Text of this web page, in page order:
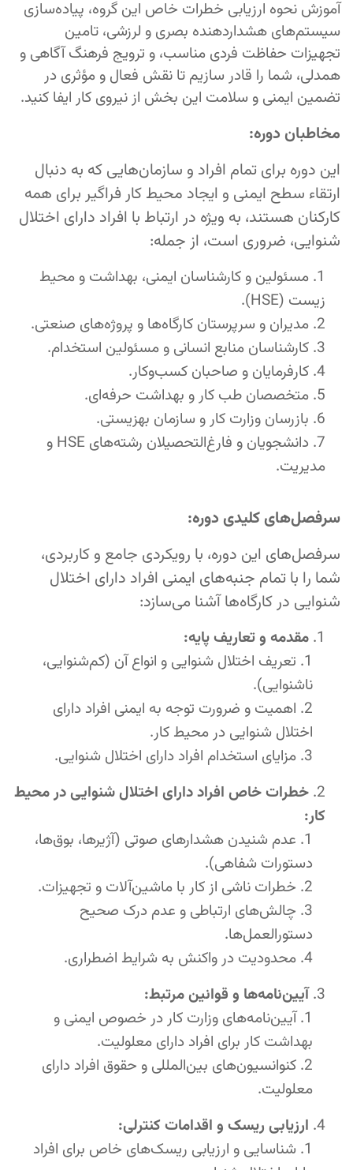
آموزش نحوه ارزیابی خطرات خاص این گروه، پیاده‌سازی
سیستم‌های هشداردهنده بصری و لرزشی، تامین
تجهیزات حفاظت فردی مناسب، و ترویج فرهنگ آگاهی و
همدلی، شما را قادر سازیم تا نقش فعال و مؤثری در
تضمین ایمنی و سلامت این بخش از نیروی کار ایفا کنید.
مخاطبان دوره:
این دوره برای تمام افراد و سازمان‌هایی که به دنبال
ارتقاء سطح ایمنی و ایجاد محیط کار فراگیر برای همه
کارکنان هستند، به ویژه در ارتباط با افراد دارای اختلال
شنوایی، ضروری است، از جمله:
مسئولین و کارشناسان ایمنی، بهداشت و محیط
زیست (HSE).
مدیران و سرپرستان کارگاه‌ها و پروژه‌های صنعتی.
کارشناسان منابع انسانی و مسئولین استخدام.
کارفرمایان و صاحبان کسب‌وکار.
متخصصان طب کار و بهداشت حرفه‌ای.
بازرسان وزارت کار و سازمان بهزیستی.
دانشجویان و فارغ‌التحصیلان رشته‌های HSE و
مدیریت.
سرفصل‌های کلیدی دوره:
سرفصل‌های این دوره، با رویکردی جامع و کاربردی،
شما را با تمام جنبه‌های ایمنی افراد دارای اختلال
شنوایی در کارگاه‌ها آشنا می‌سازد:
مقدمه و تعاریف پایه:
تعریف اختلال شنوایی و انواع آن (کم‌شنوایی،
ناشنوایی).
اهمیت و ضرورت توجه به ایمنی افراد دارای
اختلال شنوایی در محیط کار.
مزایای استخدام افراد دارای اختلال شنوایی.
خطرات خاص افراد دارای اختلال شنوایی در محیط
کار:
عدم شنیدن هشدارهای صوتی (آژیرها، بوق‌ها،
دستورات شفاهی).
خطرات ناشی از کار با ماشین‌آلات و تجهیزات.
چالش‌های ارتباطی و عدم درک صحیح
دستورالعمل‌ها.
محدودیت در واکنش به شرایط اضطراری.
آیین‌نامه‌ها و قوانین مرتبط:
آیین‌نامه‌های وزارت کار در خصوص ایمنی و
بهداشت کار برای افراد دارای معلولیت.
کنوانسیون‌های بین‌المللی و حقوق افراد دارای
معلولیت.
ارزیابی ریسک و اقدامات کنترلی:
شناسایی و ارزیابی ریسک‌های خاص برای افراد